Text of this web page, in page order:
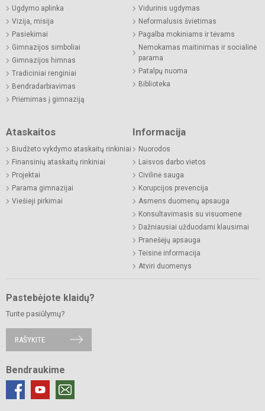
Ugdymo aplinka
Vizija, misija
Pasiekimai
Gimnazijos simboliai
Gimnazijos himnas
Tradiciniai renginiai
Bendradarbiavimas
Priėmimas į gimnaziją
Vidurinis ugdymas
Neformalusis švietimas
Pagalba mokiniams ir tėvams
Nemokamas maitinimas ir socialinė
parama
Patalpų nuoma
Biblioteka
Ataskaitos
Biudžeto vykdymo ataskaitų rinkiniai
Finansinių ataskaitų rinkiniai
Projektai
Parama gimnazijai
Viešieji pirkimai
Informacija
Nuorodos
Laisvos darbo vietos
Civilinė sauga
Korupcijos prevencija
Asmens duomenų apsauga
Konsultavimasis su visuomene
Dažniausiai užduodami klausimai
Pranešėjų apsauga
Teisinė informacija
Atviri duomenys
Pastebėjote klaidų?
Turite pasiūlymų?
RAŠYKITE
Bendraukime